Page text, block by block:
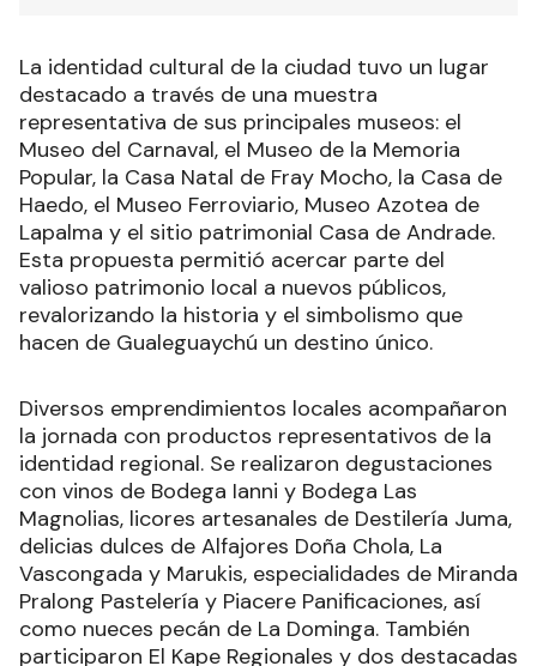
La identidad cultural de la ciudad tuvo un lugar
destacado a través de una muestra
representativa de sus principales museos: el
Museo del Carnaval, el Museo de la Memoria
Popular, la Casa Natal de Fray Mocho, la Casa de
Haedo, el Museo Ferroviario, Museo Azotea de
Lapalma y el sitio patrimonial Casa de Andrade.
Esta propuesta permitió acercar parte del
valioso patrimonio local a nuevos públicos,
revalorizando la historia y el simbolismo que
hacen de Gualeguaychú un destino único.
Diversos emprendimientos locales acompañaron
la jornada con productos representativos de la
identidad regional. Se realizaron degustaciones
con vinos de Bodega Ianni y Bodega Las
Magnolias, licores artesanales de Destilería Juma,
delicias dulces de Alfajores Doña Chola, La
Vascongada y Marukis, especialidades de Miranda
Pralong Pastelería y Piacere Panificaciones, así
como nueces pecán de La Dominga. También
participaron El Kape Regionales y dos destacadas